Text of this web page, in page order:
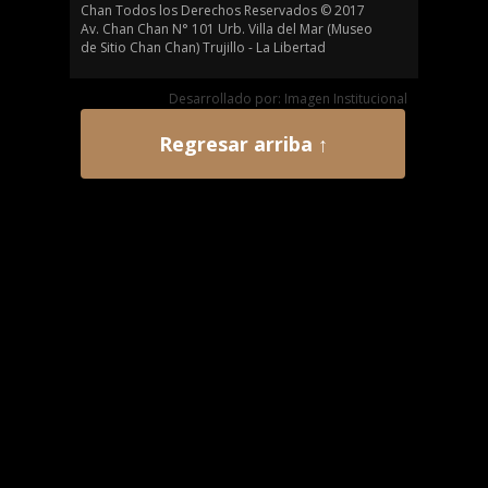
Chan Todos los Derechos Reservados © 2017
Av. Chan Chan N° 101 Urb. Villa del Mar (Museo
de Sitio Chan Chan) Trujillo - La Libertad
Desarrollado por: Imagen Institucional
Regresar arriba ↑